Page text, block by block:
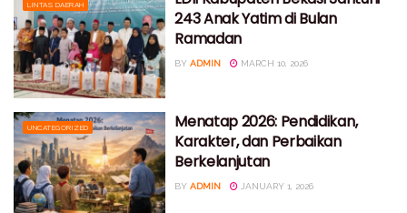
LINTAS DAERAH
243 Anak Yatim di Bulan
Ramadan
BY ADMIN MARCH 10, 2026
UNCATEGORIZED
Menatap 2026: Pendidikan,
Karakter, dan Perbaikan
Berkelanjutan
BY ADMIN JANUARY 1, 2026